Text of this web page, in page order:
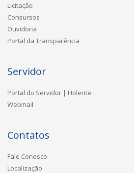
Licitação
Consursos
Ouvidoria
Portal da Transparência
Servidor
Portal do Servidor | Holerite
Webmail
Contatos
Fale Conosco
Localização